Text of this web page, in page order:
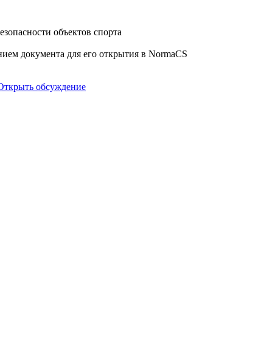
объектов спорта
документа для его открытия в NormaCS
обсуждение